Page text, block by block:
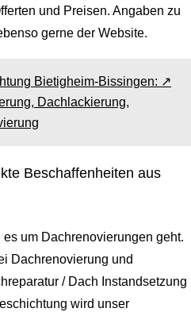
und Preisen. Angaben zu
gerne der Website.
Bietigheim-Bissingen: ↗️
Dachlackierung,
Beschaffenheiten aus
um Dachrenovierungen geht.
Dachrenovierung und
/ Dach Instandsetzung
wird unser